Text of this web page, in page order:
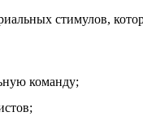
стимулов,
команду;